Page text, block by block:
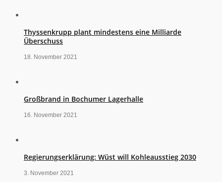
Thyssenkrupp plant mindestens eine Milliarde
Überschuss
18. November 2021
Großbrand in Bochumer Lagerhalle
16. November 2021
Regierungserklärung: Wüst will Kohleausstieg 2030
3. November 2021